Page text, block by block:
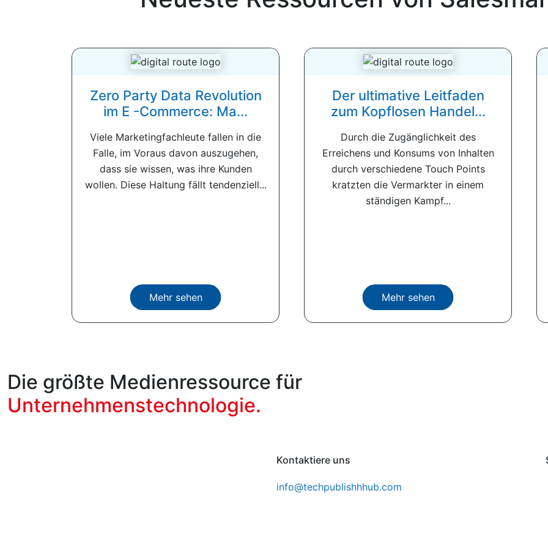
Zero Party Data Revolution
im E -Commerce: Ma...
Viele Marketingfachleute fallen in die
Falle, im Voraus davon auszugehen,
dass sie wissen, was ihre Kunden
wollen. Diese Haltung fällt tendenziell...
Mehr sehen
Der ultimative Leitfaden
zum Kopflosen Handel...
Durch die Zugänglichkeit des
Erreichens und Konsums von Inhalten
durch verschiedene Touch Points
kratzten die Vermarkter in einem
ständigen Kampf...
Mehr sehen
Die größte Medienressource für
Unternehmenstechnologie.
Kontaktiere uns
info@techpublishhhub.com